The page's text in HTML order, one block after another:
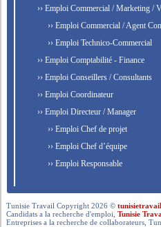
›› Emploi Commercial / Marketing /
›› Emploi Commercial / Agent
›› Emploi Technico-Commercial
›› Emploi Comptabilité - Finance
›› Emploi Conseillers / Consultants
›› Emploi Coordinateur
›› Emploi Directeur / Manager
›› Emploi Chef de projet
›› Emploi Chef d’équipe
›› Emploi Responsable
Tunisie Travail Copyright 2026 ©
Candidats a la recherche d'emploi,Tunisie
Entreprises a la recherche de collaborateurs,